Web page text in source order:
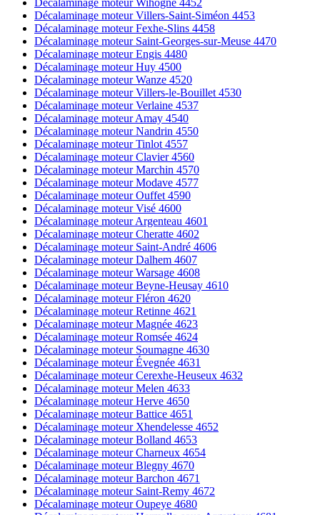
Décalaminage moteur Villers-Saint-Siméon 4453
Décalaminage moteur Fexhe-Slins 4458
Décalaminage moteur Saint-Georges-sur-Meuse 4470
Décalaminage moteur Engis 4480
Décalaminage moteur Huy 4500
Décalaminage moteur Wanze 4520
Décalaminage moteur Villers-le-Bouillet 4530
Décalaminage moteur Verlaine 4537
Décalaminage moteur Amay 4540
Décalaminage moteur Nandrin 4550
Décalaminage moteur Tinlot 4557
Décalaminage moteur Clavier 4560
Décalaminage moteur Marchin 4570
Décalaminage moteur Modave 4577
Décalaminage moteur Ouffet 4590
Décalaminage moteur Visé 4600
Décalaminage moteur Argenteau 4601
Décalaminage moteur Cheratte 4602
Décalaminage moteur Saint-André 4606
Décalaminage moteur Dalhem 4607
Décalaminage moteur Warsage 4608
Décalaminage moteur Beyne-Heusay 4610
Décalaminage moteur Fléron 4620
Décalaminage moteur Retinne 4621
Décalaminage moteur Magnée 4623
Décalaminage moteur Romsée 4624
Décalaminage moteur Soumagne 4630
Décalaminage moteur Évegnée 4631
Décalaminage moteur Cerexhe-Heuseux 4632
Décalaminage moteur Melen 4633
Décalaminage moteur Herve 4650
Décalaminage moteur Battice 4651
Décalaminage moteur Xhendelesse 4652
Décalaminage moteur Bolland 4653
Décalaminage moteur Charneux 4654
Décalaminage moteur Blegny 4670
Décalaminage moteur Barchon 4671
Décalaminage moteur Saint-Remy 4672
Décalaminage moteur Oupeye 4680